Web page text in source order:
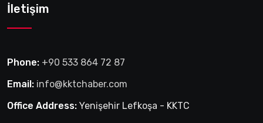
İletişim
Phone: +90 533 864 72 87
Email: info@kktchaber.com
Office Address: Yenişehir Lefkoşa - KKTC